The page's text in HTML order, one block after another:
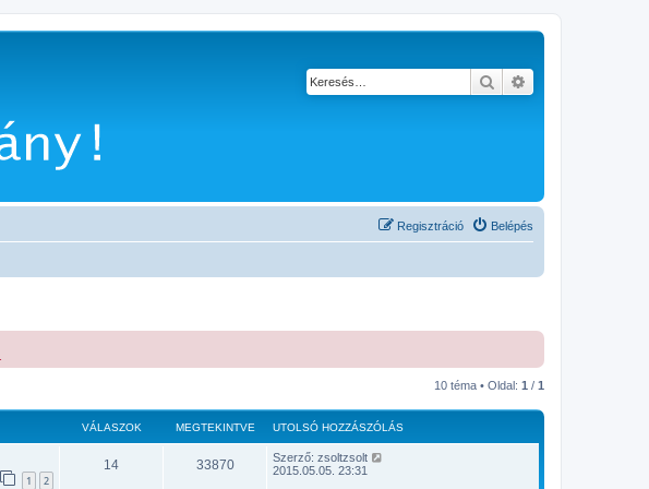
Keresés
Belépés
Regisztráció
10 téma • Oldal: 1 / 1
VÁLASZOK MEGTEKINTVE UTOLSÓ HOZZÁSZÓLÁS
1 2
14 33870 Szerző: zsoltzsolt
2015.05.05. 23:31